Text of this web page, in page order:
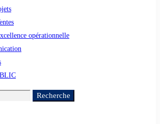
opérationnelle
Recherche